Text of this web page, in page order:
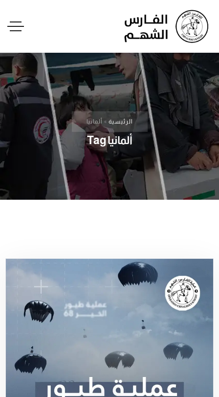
الرئيسية » ألمانيا
ألمانيا Tag